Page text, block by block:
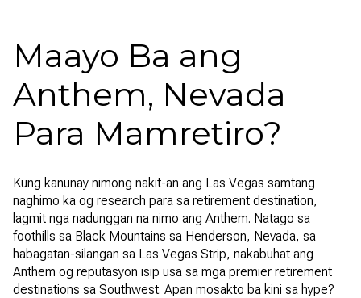
Maayo Ba ang
Anthem, Nevada
Para Mamretiro?
Kung kanunay nimong nakit-an ang Las Vegas samtang
naghimo ka og research para sa retirement destination,
lagmit nga nadunggan na nimo ang Anthem. Natago sa
foothills sa Black Mountains sa Henderson, Nevada, sa
habagatan-silangan sa Las Vegas Strip, nakabuhat ang
Anthem og reputasyon isip usa sa mga premier retirement
destinations sa Southwest. Apan mosakto ba kini sa hype?